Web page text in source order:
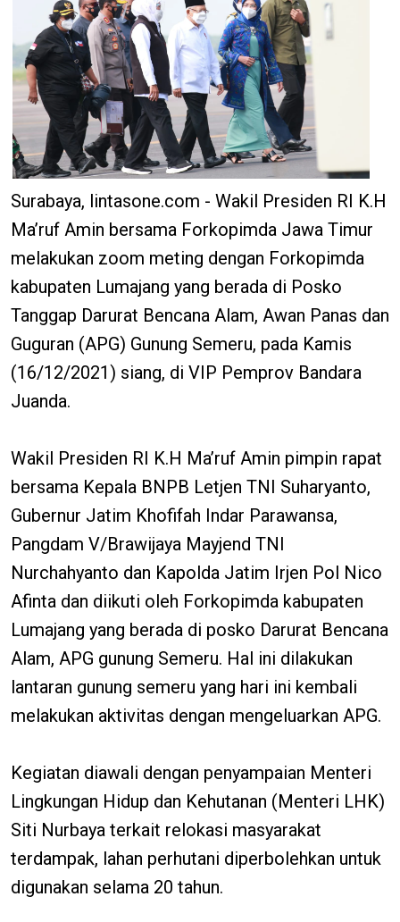
Surabaya, lintasone.com - Wakil Presiden RI K.H
Ma’ruf Amin bersama Forkopimda Jawa Timur
melakukan zoom meting dengan Forkopimda
kabupaten Lumajang yang berada di Posko
Tanggap Darurat Bencana Alam, Awan Panas dan
Guguran (APG) Gunung Semeru, pada Kamis
(16/12/2021) siang, di VIP Pemprov Bandara
Juanda.
Wakil Presiden RI K.H Ma’ruf Amin pimpin rapat
bersama Kepala BNPB Letjen TNI Suharyanto,
Gubernur Jatim Khofifah Indar Parawansa,
Pangdam V/Brawijaya Mayjend TNI
Nurchahyanto dan Kapolda Jatim Irjen Pol Nico
Afinta dan diikuti oleh Forkopimda kabupaten
Lumajang yang berada di posko Darurat Bencana
Alam, APG gunung Semeru. Hal ini dilakukan
lantaran gunung semeru yang hari ini kembali
melakukan aktivitas dengan mengeluarkan APG.
Kegiatan diawali dengan penyampaian Menteri
Lingkungan Hidup dan Kehutanan (Menteri LHK)
Siti Nurbaya terkait relokasi masyarakat
terdampak, lahan perhutani diperbolehkan untuk
digunakan selama 20 tahun.